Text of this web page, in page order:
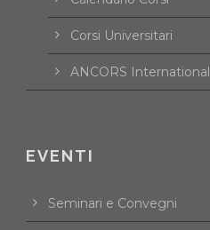
Corsi Universitari
ANCORS International
EVENTI
Seminari e Convegni